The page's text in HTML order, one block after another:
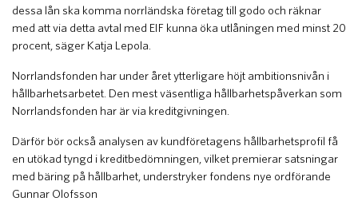
dessa lån ska komma norrländska företag till godo och räknar
med att via detta avtal med EIF kunna öka utlåningen med minst 20
procent, säger Katja Lepola.
Norrlandsfonden har under året ytterligare höjt ambitionsnivån i
hållbarhetsarbetet. Den mest väsentliga hållbarhetspåverkan som
Norrlandsfonden har är via kreditgivningen.
Därför bör också analysen av kundföretagens hållbarhetsprofil få
en utökad tyngd i kreditbedömningen, vilket premierar satsningar
med bäring på hållbarhet, understryker fondens nye ordförande
Gunnar Olofsson